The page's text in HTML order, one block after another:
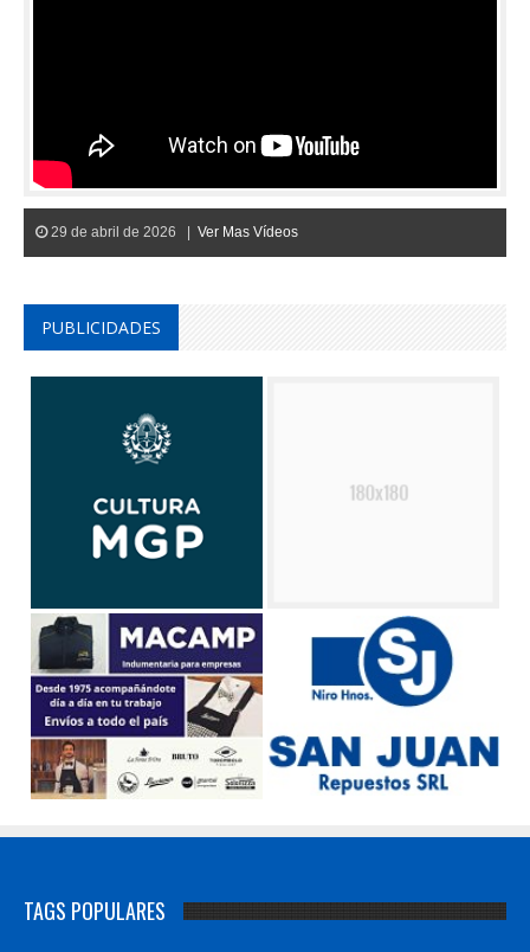
29 de abril de 2026 | Ver Mas Vídeos
PUBLICIDADES
TAGS POPULARES